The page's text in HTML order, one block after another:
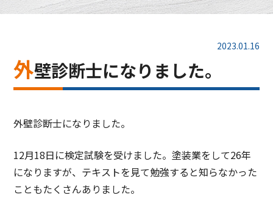
2023.01.16
外壁診断士になりました。
外壁診断士になりました。
12月18日に検定試験を受けました。塗装業をして26年
になりますが、テキストを見て勉強すると知らなかった
こともたくさんありました。